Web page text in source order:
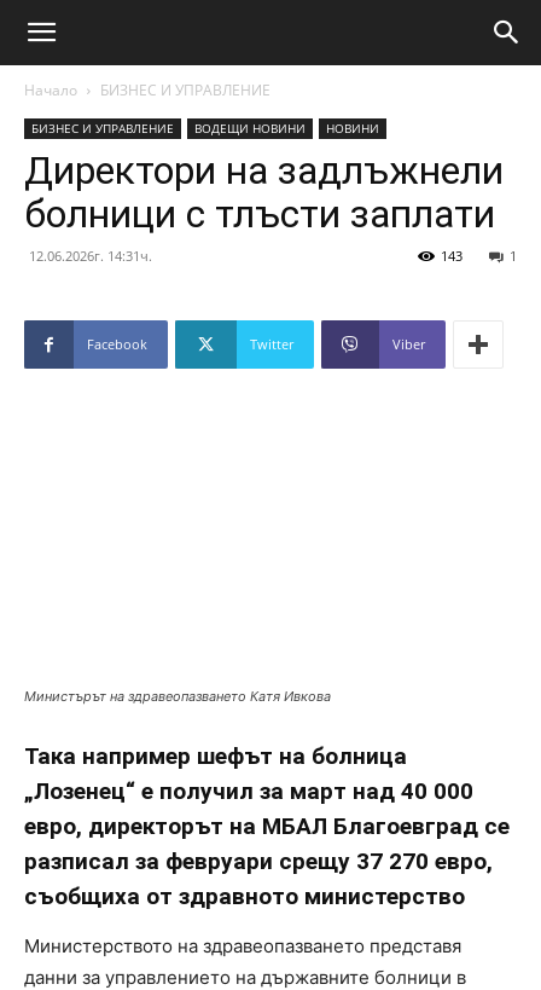
Начало БИЗНЕС И УПРАВЛЕНИЕ
БИЗНЕС И УПРАВЛЕНИЕ ВОДЕЩИ НОВИНИ НОВИНИ
Директори на задлъжнели
болници с тлъсти заплати
12.06.2026г. 14:31ч. 1
143
Facebook Twitter Viber
Министърът на здравеопазването Катя Ивкова
Така например шефът на болница
„Лозенец“ е получил за март над 40 000
евро, директорът на МБАЛ Благоевград се
разписал за февруари срещу 37 270 евро,
съобщиха от здравното министерство
Министерството на здравеопазването представя
данни за управлението на държавните болници в